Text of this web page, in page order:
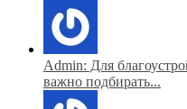
Admin: Для
важно подбирать...